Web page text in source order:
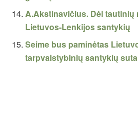
A.Akstinavičius. Dėl tautinių
Lietuvos-Lenkijos santykių
Seime bus paminėtas
tarpvalstybinių santykių